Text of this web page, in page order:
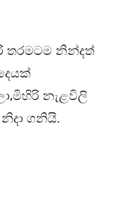
තරමටම නින්දත්
,මිහිරි නැළවිලි
ගනියි.